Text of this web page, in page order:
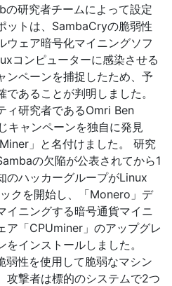
の研究者チームによって設定
ットは、SambaCryの脆弱性
ウェア暗号化マイニングソフ
コンピューターに感染させる
ンペーンを捕捉したため、予
であることが判明しました。
ィ研究者であるOmri Ben
キャンペーンを独自に発見
」と名付けました。 研究
の欠陥が公表されてから1
のハッカーグループがLinux
クを開始し、「Monero」デ
イニングする暗号通貨マイニ
ア「CPUminer」のアップグレ
をインストールしました。
弱性を使用して脆弱なマシン
攻撃者は標的のシステムで2つ